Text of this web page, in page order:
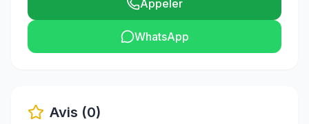
Appeler
WhatsApp
Avis (0)